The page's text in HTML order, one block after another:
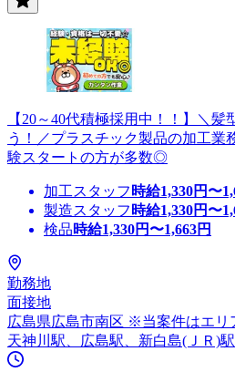
【20～40代積極採用中！！】＼髪
う！／プラスチック製品の加工業
験スタートの方が多数◎
加工スタッフ 時給1,330円〜
製造スタッフ 時給1,330円〜
検品時給1,330円〜1,663円
勤務地
面接地
広島県広島市南区 ※当案件はエリ
天神川駅、広島駅、新白島(ＪＲ)駅